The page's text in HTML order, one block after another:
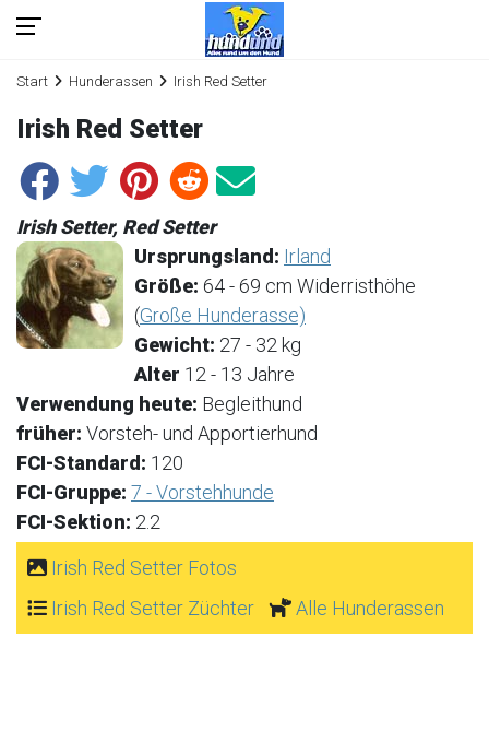
Start Hunderassen Irish Red Setter
Irish Red Setter
Irish Setter, Red Setter
Ursprungsland: Irland
Größe: 64 - 69 cm Widerristhöhe
(Große Hunderasse)
Gewicht: 27 - 32 kg
Alter 12 - 13 Jahre
Verwendung heute: Begleithund
früher: Vorsteh- und Apportierhund
FCI-Standard: 120
FCI-Gruppe: 7 - Vorstehhunde
FCI-Sektion: 2.2
Irish Red Setter Fotos
Irish Red Setter Züchter
Alle Hunderassen